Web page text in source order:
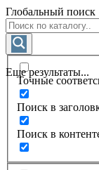
Глобальный поиск
Еще результаты...
Точные
Поиск в
Поиск в